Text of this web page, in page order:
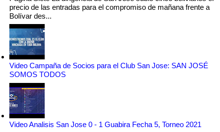
precio de las entradas para el compromiso de mañana frente a
Bolívar des...
Video Campaña de Socios para el Club San Jose: SAN JOSÉ
SOMOS TODOS
Video Analisis San Jose 0 - 1 Guabira Fecha 5, Torneo 2021